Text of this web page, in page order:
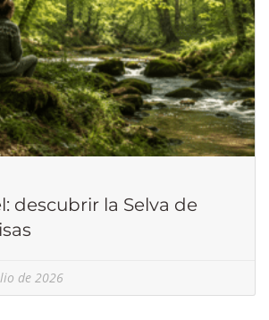
descubrir la Selva de
de 2026